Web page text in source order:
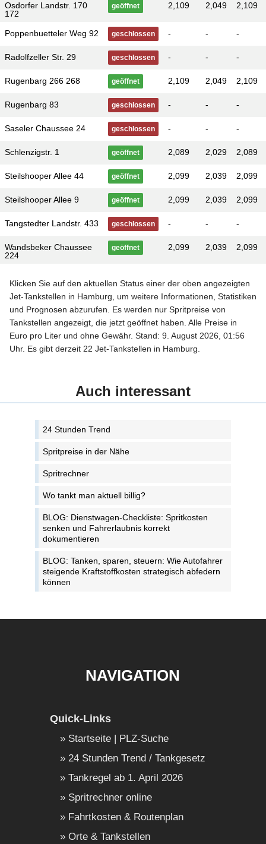
Osdorfer Landstr. 170
172
geöffnet 2,109 2,049 2,109
Poppenbuetteler Weg 92 geschlossen - - -
Radolfzeller Str. 29 geschlossen - - -
Rugenbarg 266 268 geöffnet 2,109 2,049 2,109
Rugenbarg 83 geschlossen - - -
Saseler Chaussee 24 geschlossen - - -
Schlenzigstr. 1 geöffnet 2,089 2,029 2,089
Steilshooper Allee 44 geöffnet 2,099 2,039 2,099
Steilshooper Allee 9 geöffnet 2,099 2,039 2,099
Tangstedter Landstr. 433 geschlossen - - -
Wandsbeker Chaussee
224
geöffnet 2,099 2,039 2,099
Klicken Sie auf den aktuellen Status einer der oben angezeigten
Jet-Tankstellen in Hamburg, um weitere Informationen, Statistiken
und Prognosen abzurufen. Es werden nur Spritpreise von
Tankstellen angezeigt, die jetzt geöffnet haben. Alle Preise in
Euro pro Liter und ohne Gewähr. Stand: 9. August 2026, 01:56
Uhr. Es gibt derzeit 22 Jet-Tankstellen in Hamburg.
Auch interessant
24 Stunden Trend
Spritpreise in der Nähe
Spritrechner
Wo tankt man aktuell billig?
BLOG: Dienstwagen-Checkliste: Spritkosten
senken und Fahrerlaubnis korrekt
dokumentieren
BLOG: Tanken, sparen, steuern: Wie Autofahrer
steigende Kraftstoffkosten strategisch abfedern
können
NAVIGATION
Quick-Links
Startseite | PLZ-Suche
24 Stunden Trend / Tankgesetz
Tankregel ab 1. April 2026
Spritrechner online
Fahrtkosten & Routenplan
Orte & Tankstellen